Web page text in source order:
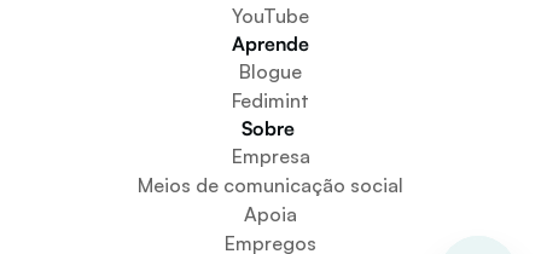
YouTube
Aprende
Blogue
Fedimint
Sobre
Empresa
Meios de comunicação social
Apoia
Empregos